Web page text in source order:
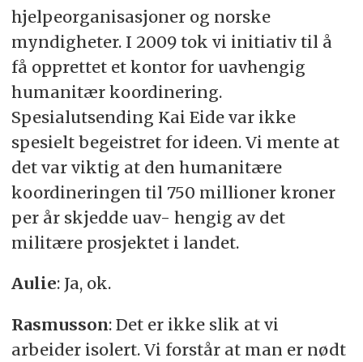
hjelpeorganisasjoner og norske
myndigheter. I 2009 tok vi initiativ til å
få opprettet et kontor for uavhengig
humanitær koordinering.
Spesialutsending Kai Eide var ikke
spesielt begeistret for ideen. Vi mente at
det var viktig at den humanitære
koordineringen til 750 millioner kroner
per år skjedde uav- hengig av det
militære prosjektet i landet.
Aulie: Ja, ok.
Rasmusson: Det er ikke slik at vi
arbeider isolert. Vi forstår at man er nødt